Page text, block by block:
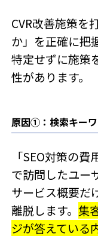
CVR改善施策を
か」を正確に把
特定せずに施策
性があります。
原因①：検索キー
「SEO対策の
で訪問したユー
サービス概要だ
離脱します。集
ジが答えている